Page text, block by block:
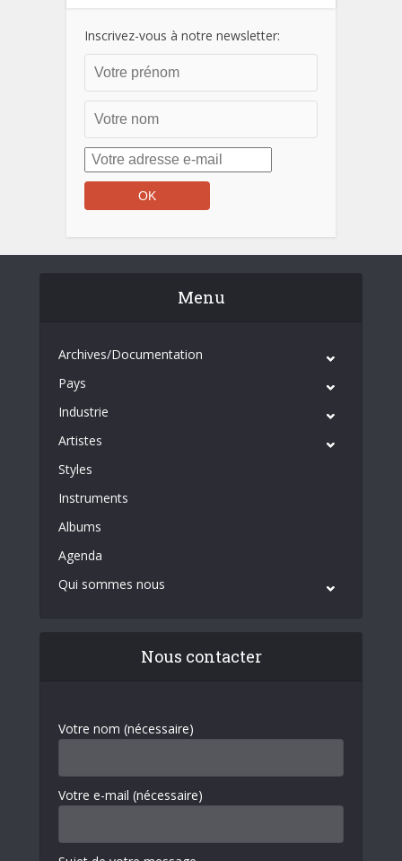
Inscrivez-vous à notre newsletter:
Menu
Archives/Documentation
Pays
Industrie
Artistes
Styles
Instruments
Albums
Agenda
Qui sommes nous
Nous contacter
Votre nom (nécessaire)
Votre e-mail (nécessaire)